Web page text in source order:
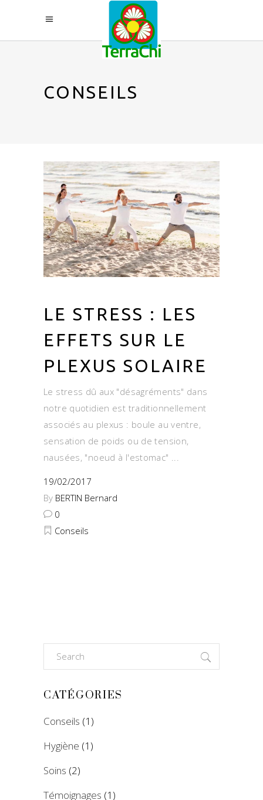
CONSEILS
LE STRESS : LES
EFFETS SUR LE
PLEXUS SOLAIRE
Le stress dû aux "désagréments" dans
notre quotidien est traditionnellement
associés au plexus : boule au ventre,
sensation de poids ou de tension,
nausées, "noeud à l'estomac"
19/02/2017
By BERTIN Bernard
0
Conseils
Search
for:
CATÉGORIES
Conseils (1)
Hygiène (1)
Soins (2)
Témoignages (1)